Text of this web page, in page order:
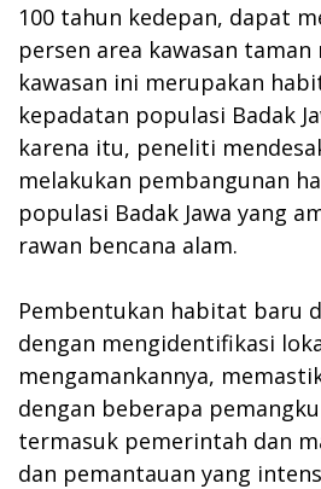
100 tahun kedepan, dapat
persen area kawasan taman
kawasan ini merupakan
kepadatan populasi Badak
karena itu, peneliti
melakukan pembangunan
populasi Badak Jawa yang
rawan bencana alam.
Pembentukan habitat baru
dengan mengidentifikasi
mengamankannya,
dengan beberapa
termasuk pemerintah dan
dan pemantauan yang